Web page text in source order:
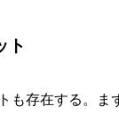
ト
も存在する。